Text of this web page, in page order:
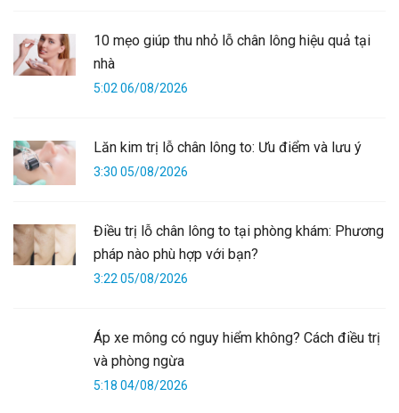
10 mẹo giúp thu nhỏ lỗ chân lông hiệu quả tại
nhà
5:02 06/08/2026
Lăn kim trị lỗ chân lông to: Ưu điểm và lưu ý
3:30 05/08/2026
Điều trị lỗ chân lông to tại phòng khám: Phương
pháp nào phù hợp với bạn?
3:22 05/08/2026
Áp xe mông có nguy hiểm không? Cách điều trị
và phòng ngừa
5:18 04/08/2026